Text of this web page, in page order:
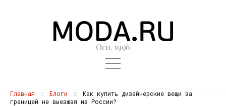
Осн. 1996
Главная Блоги
Как купить дизайнерские вещи за
границей не выезжая из России?